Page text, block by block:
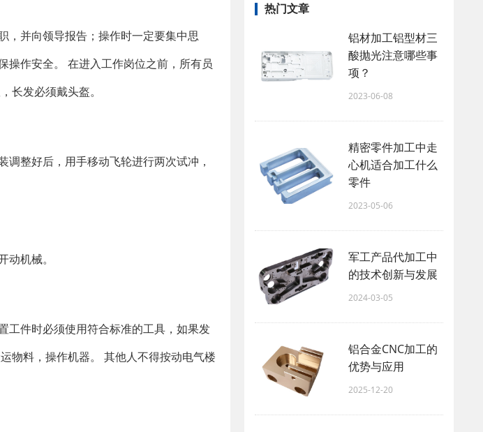
，并向领导报告；操作时一定要集中思
操作安全。 在进入工作岗位之前，所有员
长发必须戴头盔。
整好后，用手移动飞轮进行两次试冲，
机械。
工件时必须使用符合标准的工具，如果发
物料，操作机器。 其他人不得按动电气楼
热门文章
铝材加工铝型材三
酸抛光注意哪些事
项？
2023-06-08
精密零件加工中走
心机适合加工什么
零件
2023-05-06
军工产品代加工中
的技术创新与发展
2024-03-05
铝合金CNC加工的
优势与应用
2025-12-20